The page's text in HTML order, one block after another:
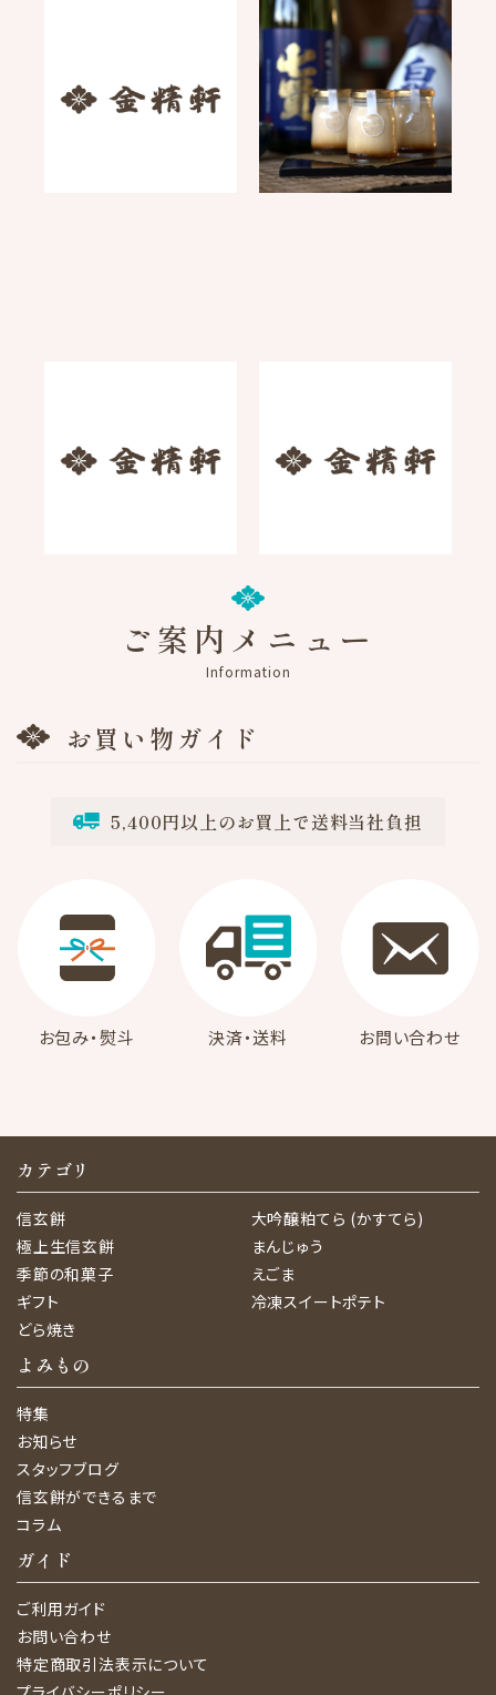
お知らせ
【期間限定】どぶろくプ
リン、まもなく今期終了
です
2026.03.24
お知らせ
2026.02.16
お知らせ
2026.02.05
お知らせ
ご案内メニュー
Information
お買い物ガイド
5,400円以上のお買上で送料当社負担
お包み・熨斗 決済・送料 お問い合わせ
カテゴリ
信玄餅
極上生信玄餅
季節の和菓子
ギフト
どら焼き
大吟醸粕てら (かすてら)
まんじゅう
えごま
冷凍スイートポテト
よみもの
特集
お知らせ
スタッフブログ
信玄餅ができるまで
コラム
ガイド
ご利用ガイド
お問い合わせ
特定商取引法表示について